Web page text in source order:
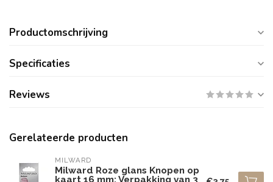
Productomschrijving
Specificaties
Reviews
Gerelateerde producten
MILWARD
Milward Roze glans Knopen op
kaart 16 mm: Verpakking van 3